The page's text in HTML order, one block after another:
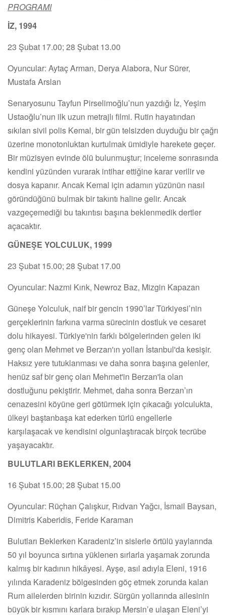
PROGRAMI
İZ, 1994
23 Şubat 17.00; 28 Şubat 13.00
Oyuncular: Aytaç Arman, Derya Alabora, Nur Sürer,
Mustafa Arslan
Senaryosunu Tayfun Pirselimoğlu’nun yazdığı İz, Yeşim
Ustaoğlu’nun ilk uzun metrajlı filmi. Rutin hayatından
sıkılan sivil polis Kemal, bir gün telsizden duyduğu bir çağrı
üzerine monotonluktan kurtulmak ümidiyle harekete geçer.
Bir müzisyen evinde ölü bulunmuştur; inceleme sonrasında
kendini yüzünden vurarak intihar ettiğine karar verilir ve
dosya kapanır. Ancak Kemal için adamın yüzünün nasıl
göründüğünü bulmak bir takıntı haline gelir. Ancak
vazgeçemediği bu takıntısı başına beklenmedik dertler
açacaktır.
GÜNEŞE YOLCULUK, 1999
23 Şubat 15.00; 28 Şubat 17.00
Oyuncular: Nazmi Kırık, Newroz Baz, Mizgin Kapazan
Güneşe Yolculuk, naif bir gencin 1990’lar Türkiyesi’nin
gerçeklerinin farkına varma sürecinin dostluk ve cesaret
dolu hikayesi. Türkiye'nin farklı bölgelerinden gelen iki
genç olan Mehmet ve Berzan'ın yolları İstanbul'da kesişir.
Haksız yere tutuklanması ve daha sonra başına gelenler,
henüz saf bir genç olan Mehmet'in Berzan'la olan
dostluğunu pekiştirir. Mehmet, daha sonra Berzan’ın
cenazesini köyüne geri götürmek için çıkacağı yolculukta,
ülkeyi baştanbaşa kat ederken türlü engellerle
karşılaşacak ve kendisini olgunlaştıracak birçok tecrübe
yaşayacaktır.
BULUTLARI BEKLERKEN, 2004
16 Şubat 15.00; 28 Şubat 15.00
Oyuncular: Rüçhan Çalışkur, Rıdvan Yağcı, İsmail Baysan,
Dimitris Kaberidis, Feride Karaman
Bulutları Beklerken Karadeniz’in sislerle örtülü yaylarında
50 yıl boyunca sırtına yüklenen sırlarla yaşamak zorunda
kalmış bir kadının hikâyesi. Ayşe, asıl adıyla Eleni, 1916
yılında Karadeniz bölgesinden göç etmek zorunda kalan
Rum ailelerden birinin kızıdır. Sürgün yollarında ailesinin
büyük bir kısmını karlara bırakıp Mersin’e ulaşan Eleni’yi